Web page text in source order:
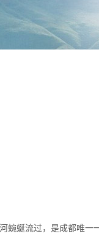
蜒流过，是成都唯一